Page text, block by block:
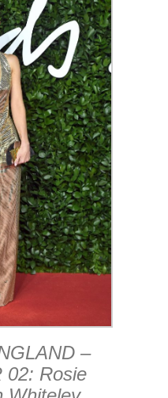
–
02: Rosie